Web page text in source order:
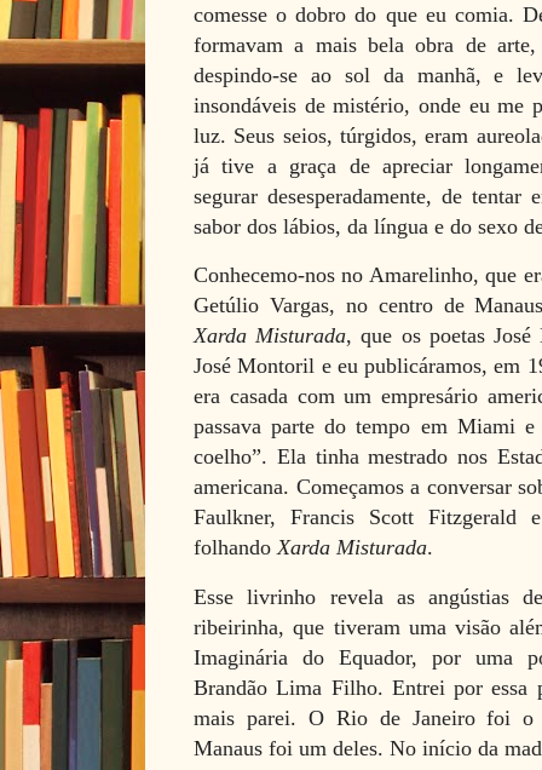
comesse o dobro do que eu comia.
formavam a mais bela obra de
despindo-se ao sol da manhã, e
insondáveis de mistério, onde eu me
luz. Seus seios, túrgidos, eram
já tive a graça de apreciar
segurar desesperadamente, de
sabor dos lábios, da língua e do sexo
Conhecemo-nos no Amarelinho, que
Getúlio Vargas, no centro de
Xarda Misturada, que os poetas
José Montoril e eu publicáramos, em
era casada com um empresário
passava parte do tempo em Miami
coelho”. Ela tinha mestrado nos
americana. Começamos a conversar
Faulkner, Francis Scott Fitzgerald
folhandoXarda Misturada.
Esse livrinho revela as angústias
ribeirinha, que tiveram uma visão
Imaginária do Equador, por uma
Brandão Lima Filho. Entrei por essa
mais parei. O Rio de Janeiro foi o
Manaus foi um deles. No início da